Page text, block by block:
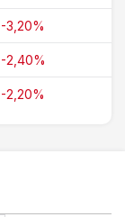
-3,20%
-2,40%
-2,20%